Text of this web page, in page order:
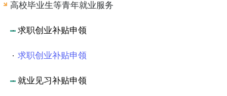
高校毕业生等青年就业服务
求职创业补贴申领
求职创业补贴申领
就业见习补贴申领